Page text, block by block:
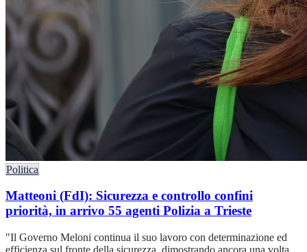
Politica
Matteoni (FdI): Sicurezza e controllo confini
priorità, in arrivo 55 agenti Polizia a Trieste
"Il Governo Meloni continua il suo lavoro con determinazione ed
efficienza sul fronte della sicurezza, dimostrando ancora una volta